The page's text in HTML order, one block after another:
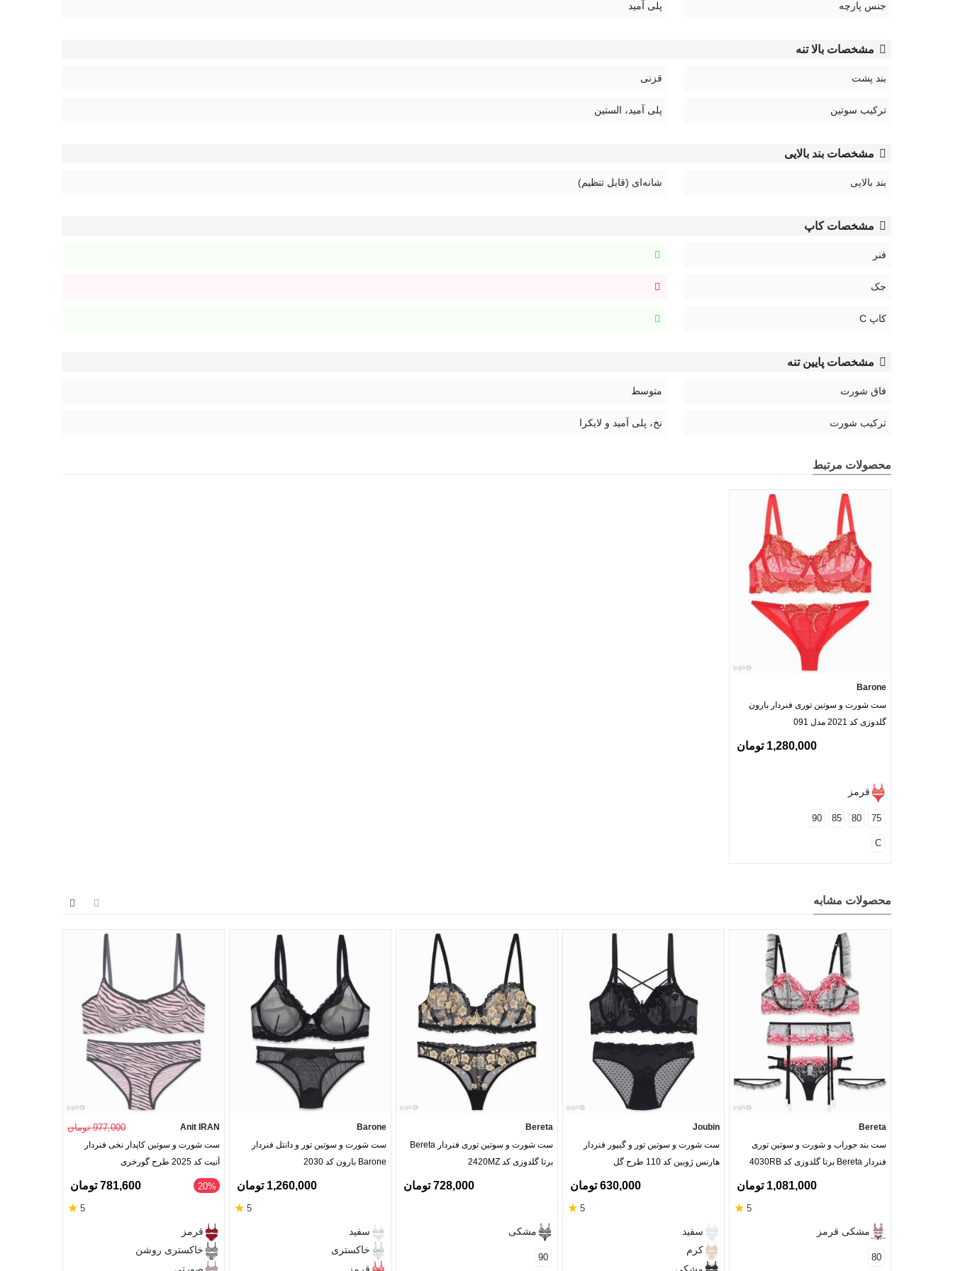
جنس پارچه پلی آمید
مشخصات بالا تنه
بند پشت قزنی
ترکیب سوتین پلی آمید، الستین
مشخصات بند بالایی
بند بالایی شانه‌ای (قابل تنظیم)
مشخصات کاپ
فنر
جک
کاپ C
مشخصات پایین تنه
فاق شورت متوسط
ترکیب شورت نخ، پلی آمید و لایکرا
محصولات مرتبط
Barone
ست شورت و سوتین توری فنردار بارون
گلدوزی کد 2021 مدل 091
1,280,000 تومان
قرمز
75
80
85
90
C
محصولات مشابه
Bereta
ست بند جوراب و شورت و سوتین توری
فنردار Bereta برتا گلدوزی کد 4030RB
1,081,000 تومان
5
★
مشکی قرمز
80
Joubin
ست شورت و سوتین تور و گیپور فنردار
هارنس ژوبین کد 110 طرح گل
630,000 تومان
5
★
سفید
کرم
مشکی
Bereta
ست شورت و سوتین توری فنردار Bereta
برتا گلدوزی کد 2420MZ
728,000 تومان
مشکی
90
Barone
ست شورت و سوتین تور و دانتل فنردار
Barone بارون کد 2030
1,260,000 تومان
5
★
سفید
خاکستری
قرمز
Anit IRAN 977,000 تومان
ست شورت و سوتین کاپدار نخی فنردار
آنیت کد 2025 طرح گورخری
‎20% 781,600 تومان
5
★
قرمز
خاکستری روشن
صورتی